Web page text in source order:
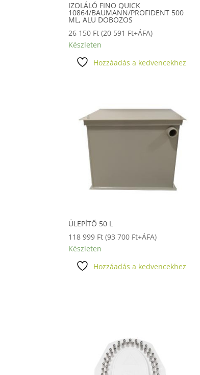
IZOLÁLÓ FINO QUICK
10864/BAUMANN/PROFIDENT 500
ML, ALU DOBOZOS
26 150 Ft (20 591 Ft+ÁFA)
Készleten
Hozzáadás a kedvencekhez
ÜLEPÍTŐ 50 L
118 999 Ft (93 700 Ft+ÁFA)
Készleten
Hozzáadás a kedvencekhez